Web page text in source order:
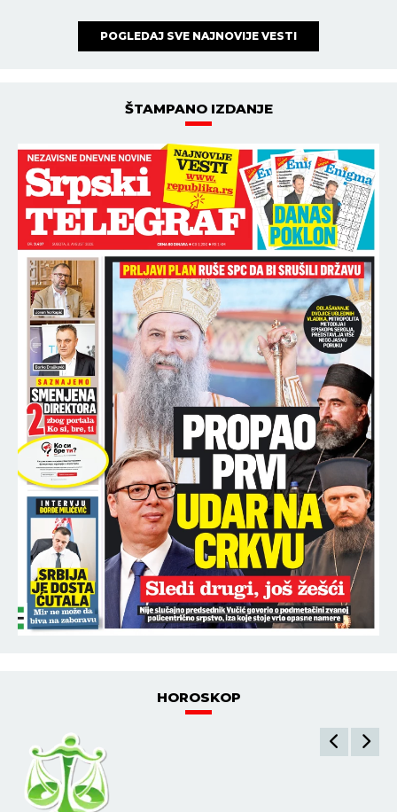
POGLEDAJ SVE NAJNOVIJE VESTI
ŠTAMPANO IZDANJE
HOROSKOP